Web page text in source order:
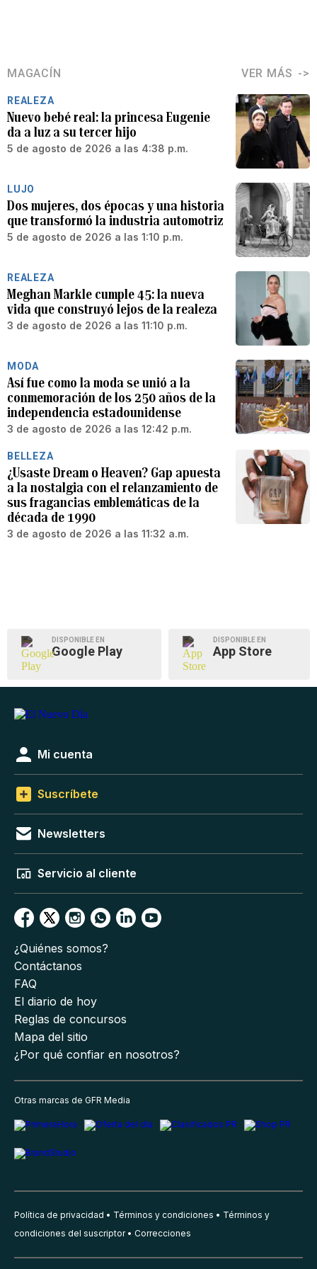
MAGACÍN VER MÁS
REALEZA
Nuevo bebé real: la princesa Eugenie
da a luz a su tercer hijo
5 de agosto de 2026 a las 4:38 p.m.
LUJO
Dos mujeres, dos épocas y una historia
que transformó la industria automotriz
5 de agosto de 2026 a las 1:10 p.m.
REALEZA
Meghan Markle cumple 45: la nueva
vida que construyó lejos de la realeza
3 de agosto de 2026 a las 11:10 p.m.
MODA
Así fue como la moda se unió a la
conmemoración de los 250 años de la
independencia estadounidense
3 de agosto de 2026 a las 12:42 p.m.
BELLEZA
¿Usaste Dream o Heaven? Gap apuesta
a la nostalgia con el relanzamiento de
sus fragancias emblemáticas de la
década de 1990
3 de agosto de 2026 a las 11:32 a.m.
DISPONIBLE EN
Google Play
DISPONIBLE EN
App Store
Mi cuenta
Suscríbete
Newsletters
Servicio al cliente
¿Quiénes somos?
Contáctanos
FAQ
El diario de hoy
Reglas de concursos
Mapa del sitio
¿Por qué confiar en nosotros?
Otras marcas de GFR Media
Política de privacidad Términos y condiciones
Términos y
condiciones del suscriptor
Correcciones